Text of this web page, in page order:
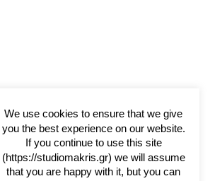
We use cookies to ensure that we give
you the best experience on our website.
If you continue to use this site
(https://studiomakris.gr) we will assume
that you are happy with it, but you can